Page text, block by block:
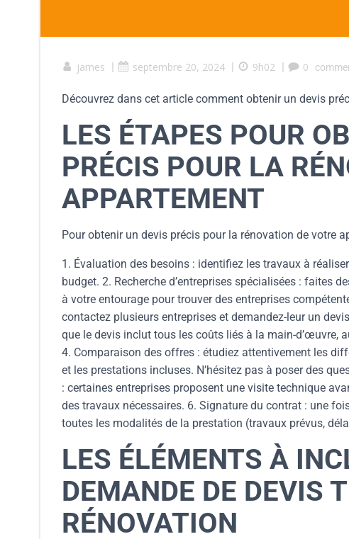
james | septembre 20, 2024 | 9h02 | 0
Découvrez dans cet article comment obtenir un devis
LES ÉTAPES POUR
PRÉCIS POUR LA
APPARTEMENT
Pour obtenir un devis précis pour la rénovation de votre
1. Évaluation des besoins : identifiez les travaux à
budget. 2. Recherche d’entreprises spécialisées : faites
à votre entourage pour trouver des entreprises
contactez plusieurs entreprises et demandez-leur un
que le devis inclut tous les coûts liés à la main-d’œuvre,
4. Comparaison des offres : étudiez attentivement les
et les prestations incluses. N’hésitez pas à poser des
: certaines entreprises proposent une visite technique
des travaux nécessaires. 6. Signature du contrat : une
toutes les modalités de la prestation (travaux prévus,
LES ÉLÉMENTS À
DEMANDE DE DEVIS
RÉNOVATION